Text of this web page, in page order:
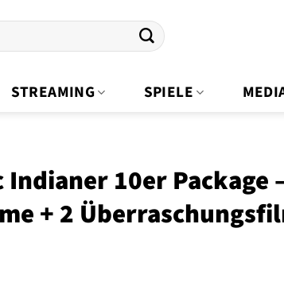
STREAMING SPIELE
10er Package
+ 2